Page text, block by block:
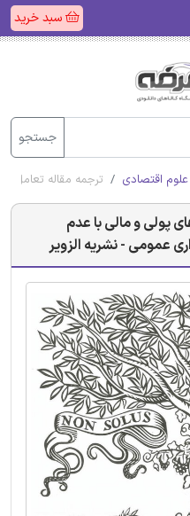
سبد خرید
جستجو
اقتصادی ترجمه مقاله تعامل
پولی و مالی با عدم
عمومی - نشریه الزویر